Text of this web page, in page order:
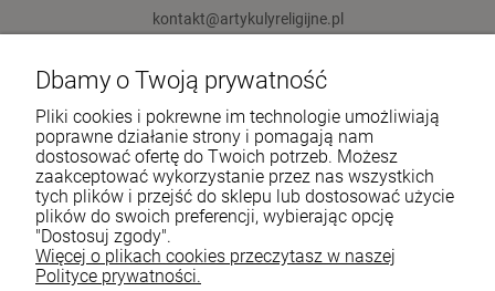
kontakt@artykulyreligijne.pl
Pomoc
Moje konto
Płatności i dostawa
Informacje
O nas
Dbamy o Twoją prywatność
Pliki cookies i pokrewne im technologie umożliwiają
poprawne działanie strony i pomagają nam
dostosować ofertę do Twoich potrzeb. Możesz
zaakceptować wykorzystanie przez nas wszystkich
tych plików i przejść do sklepu lub dostosować użycie
plików do swoich preferencji, wybierając opcję
"Dostosuj zgody".
Więcej o plikach cookies przeczytasz w naszej
Polityce prywatności.